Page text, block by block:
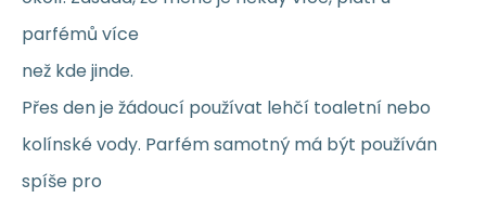
parfémů více
než kde jinde.
Přes den je žádoucí používat lehčí toaletní nebo
kolínské vody. Parfém samotný má být používán
spíše pro